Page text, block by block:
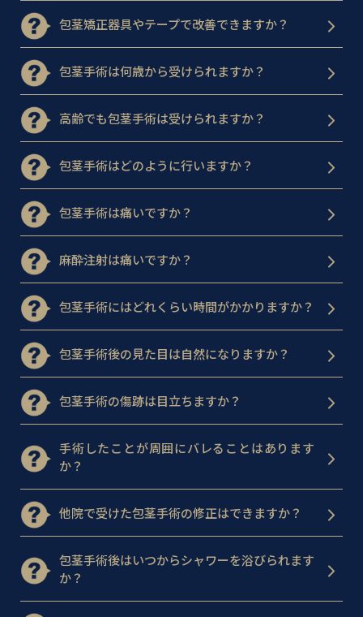
包茎矯正器具やテープで改善できますか？
包茎手術は何歳から受けられますか？
高齢でも包茎手術は受けられますか？
包茎手術はどのように行いますか？
包茎手術は痛いですか？
麻酔注射は痛いですか？
包茎手術にはどれくらい時間がかかりますか？
包茎手術後の見た目は自然になりますか？
包茎手術の傷跡は目立ちますか？
手術したことが周囲にバレることはあります
か？
他院で受けた包茎手術の修正はできますか？
包茎手術後はいつからシャワーを浴びられます
か？